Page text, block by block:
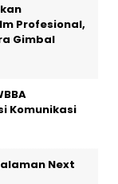
Profesional,
Gimbal
Komunikasi
Next